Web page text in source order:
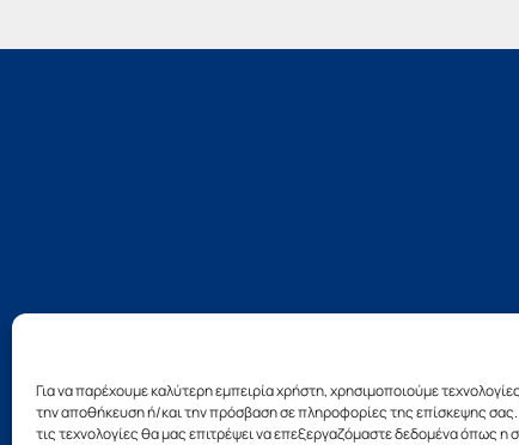
Για να παρέχουμε καλύτερη εμπειρία χρήστη, χρησιμοποιούμε
την αποθήκευση ή/και την πρόσβαση σε πληροφορίες της επίσκεψης σας.
τις τεχνολογίες θα μας επιτρέψει να επεξεργαζόμαστε δεδομένα όπως η